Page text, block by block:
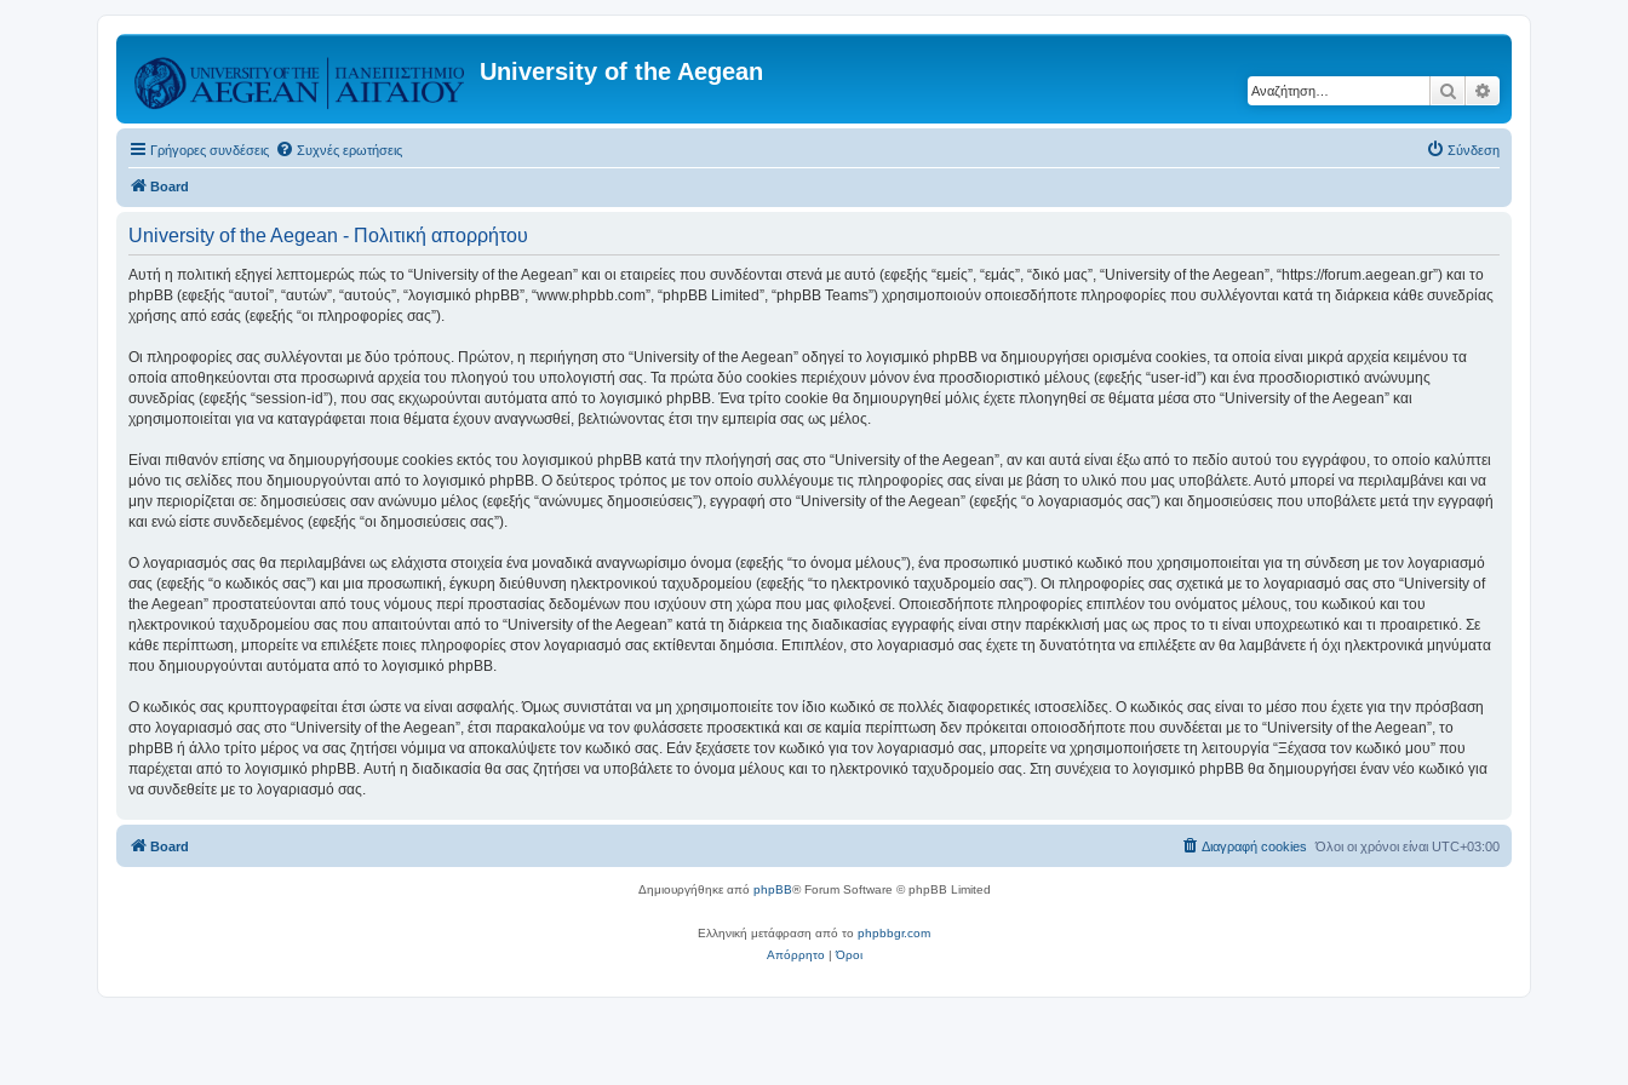
University of the Aegean
Αναζήτηση
Γρήγορες συνδέσεις Συχνές ερωτήσεις Σύνδεση
Board
University of the Aegean - Πολιτική απορρήτου
Αυτή η πολιτική εξηγεί λεπτομερώς πώς το “University of the Aegean” και οι εταιρείες που συνδέονται στενά με αυτό (εφεξής “εμείς”, “εμάς”, “δικό μας”, “University of the Aegean”, “https://forum.aegean.gr”) και το
phpBB (εφεξής “αυτοί”, “αυτών”, “αυτούς”, “λογισμικό phpBB”, “www.phpbb.com”, “phpBB Limited”, “phpBB Teams”) χρησιμοποιούν οποιεσδήποτε πληροφορίες που συλλέγονται κατά τη διάρκεια κάθε συνεδρίας
χρήσης από εσάς (εφεξής “οι πληροφορίες σας”).
Οι πληροφορίες σας συλλέγονται με δύο τρόπους. Πρώτον, η περιήγηση στο “University of the Aegean” οδηγεί το λογισμικό phpBB να δημιουργήσει ορισμένα cookies, τα οποία είναι μικρά αρχεία κειμένου τα
οποία αποθηκεύονται στα προσωρινά αρχεία του πλοηγού του υπολογιστή σας. Τα πρώτα δύο cookies περιέχουν μόνον ένα προσδιοριστικό μέλους (εφεξής “user-id”) και ένα προσδιοριστικό ανώνυμης
συνεδρίας (εφεξής “session-id”), που σας εκχωρούνται αυτόματα από το λογισμικό phpBB. Ένα τρίτο cookie θα δημιουργηθεί μόλις έχετε πλοηγηθεί σε θέματα μέσα στο “University of the Aegean” και
χρησιμοποιείται για να καταγράφεται ποια θέματα έχουν αναγνωσθεί, βελτιώνοντας έτσι την εμπειρία σας ως μέλος.
Είναι πιθανόν επίσης να δημιουργήσουμε cookies εκτός του λογισμικού phpBB κατά την πλοήγησή σας στο “University of the Aegean”, αν και αυτά είναι έξω από το πεδίο αυτού του εγγράφου, το οποίο καλύπτει
μόνο τις σελίδες που δημιουργούνται από το λογισμικό phpBB. Ο δεύτερος τρόπος με τον οποίο συλλέγουμε τις πληροφορίες σας είναι με βάση το υλικό που μας υποβάλετε. Αυτό μπορεί να περιλαμβάνει και να
μην περιορίζεται σε: δημοσιεύσεις σαν ανώνυμο μέλος (εφεξής “ανώνυμες δημοσιεύσεις”), εγγραφή στο “University of the Aegean” (εφεξής “ο λογαριασμός σας”) και δημοσιεύσεις που υποβάλετε μετά την εγγραφή
και ενώ είστε συνδεδεμένος (εφεξής “οι δημοσιεύσεις σας”).
Ο λογαριασμός σας θα περιλαμβάνει ως ελάχιστα στοιχεία ένα μοναδικά αναγνωρίσιμο όνομα (εφεξής “το όνομα μέλους”), ένα προσωπικό μυστικό κωδικό που χρησιμοποιείται για τη σύνδεση με τον λογαριασμό
σας (εφεξής “ο κωδικός σας”) και μια προσωπική, έγκυρη διεύθυνση ηλεκτρονικού ταχυδρομείου (εφεξής “το ηλεκτρονικό ταχυδρομείο σας”). Οι πληροφορίες σας σχετικά με το λογαριασμό σας στο “University of
the Aegean” προστατεύονται από τους νόμους περί προστασίας δεδομένων που ισχύουν στη χώρα που μας φιλοξενεί. Οποιεσδήποτε πληροφορίες επιπλέον του ονόματος μέλους, του κωδικού και του
ηλεκτρονικού ταχυδρομείου σας που απαιτούνται από το “University of the Aegean” κατά τη διάρκεια της διαδικασίας εγγραφής είναι στην παρέκκλισή μας ως προς το τι είναι υποχρεωτικό και τι προαιρετικό. Σε
κάθε περίπτωση, μπορείτε να επιλέξετε ποιες πληροφορίες στον λογαριασμό σας εκτίθενται δημόσια. Επιπλέον, στο λογαριασμό σας έχετε τη δυνατότητα να επιλέξετε αν θα λαμβάνετε ή όχι ηλεκτρονικά μηνύματα
που δημιουργούνται αυτόματα από το λογισμικό phpBB.
Ο κωδικός σας κρυπτογραφείται έτσι ώστε να είναι ασφαλής. Όμως συνιστάται να μη χρησιμοποιείτε τον ίδιο κωδικό σε πολλές διαφορετικές ιστοσελίδες. Ο κωδικός σας είναι το μέσο που έχετε για την πρόσβαση
στο λογαριασμό σας στο “University of the Aegean”, έτσι παρακαλούμε να τον φυλάσσετε προσεκτικά και σε καμία περίπτωση δεν πρόκειται οποιοσδήποτε που συνδέεται με το “University of the Aegean”, το
phpBB ή άλλο τρίτο μέρος να σας ζητήσει νόμιμα να αποκαλύψετε τον κωδικό σας. Εάν ξεχάσετε τον κωδικό για τον λογαριασμό σας, μπορείτε να χρησιμοποιήσετε τη λειτουργία “Ξέχασα τον κωδικό μου” που
παρέχεται από το λογισμικό phpBB. Αυτή η διαδικασία θα σας ζητήσει να υποβάλετε το όνομα μέλους και το ηλεκτρονικό ταχυδρομείο σας. Στη συνέχεια το λογισμικό phpBB θα δημιουργήσει έναν νέο κωδικό για
να συνδεθείτε με το λογαριασμό σας.
Board Όλοι οι χρόνοι είναι UTC+03:00
Διαγραφή cookies
Δημιουργήθηκε από phpBB® Forum Software © phpBB Limited
Ελληνική μετάφραση από το phpbbgr.com
Απόρρητο|Όροι